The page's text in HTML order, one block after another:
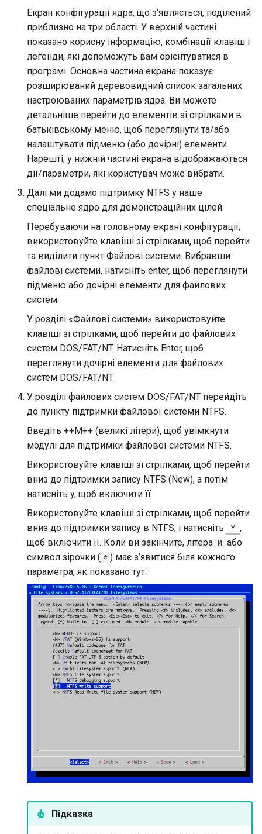
Екран конфігурації ядра, що з’являється, поділений
приблизно на три області. У верхній частині
показано корисну інформацію, комбінації клавіш і
легенди, які допоможуть вам орієнтуватися в
програмі. Основна частина екрана показує
розширюваний деревовидний список загальних
настроюваних параметрів ядра. Ви можете
детальніше перейти до елементів зі стрілками в
батьківському меню, щоб переглянути та/або
налаштувати підменю (або дочірні) елементи.
Нарешті, у нижній частині екрана відображаються
дії/параметри, які користувач може вибрати.
Далі ми додамо підтримку NTFS у наше
спеціальне ядро для демонстраційних цілей.
Перебуваючи на головному екрані конфігурації,
використовуйте клавіші зі стрілками, щоб перейти
та виділити пункт Файлові системи. Вибравши
файлові системи, натисніть enter, щоб переглянути
підменю або дочірні елементи для файлових
систем.
У розділі «Файлові системи» використовуйте
клавіші зі стрілками, щоб перейти до файлових
систем DOS/FAT/NT. Натисніть Enter, щоб
переглянути дочірні елементи для файлових
систем DOS/FAT/NT.
У розділі файлових систем DOS/FAT/NT перейдіть
до пункту підтримки файлової системи NTFS.
Введіть ++M++ (великі літери), щоб увімкнути
модулі для підтримки файлової системи NTFS.
Використовуйте клавіші зі стрілками, щоб перейти
вниз до підтримки запису NTFS (New), а потім
натисніть y, щоб включити її.
Використовуйте клавіші зі стрілками, щоб перейти
вниз до підтримки запису в NTFS, і натисніть
Y ,
щоб включити її. Коли ви закінчите, літера M або
символ зірочки ( * ) має з’явитися біля кожного
параметра, як показано тут:
Підказка